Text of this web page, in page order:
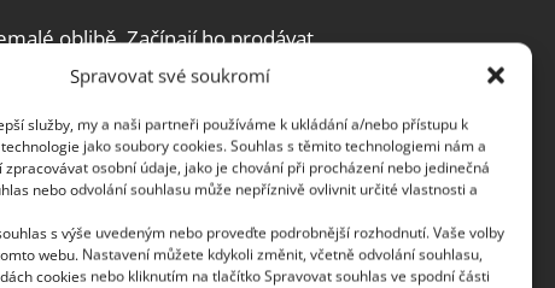
Spravovat své soukromí
služby, my a naši partneři používáme k ukládání a/nebo přístupu k
jako soubory cookies. Souhlas s těmito technologiemi nám a
osobní údaje, jako je chování při procházení nebo jedinečná
nebo odvolání souhlasu může nepříznivě ovlivnit určité vlastnosti a
s výše uvedeným nebo proveďte podrobnější rozhodnutí. Vaše volby
webu. Nastavení můžete kdykoli změnit, včetně odvolání souhlasu,
cookies nebo kliknutím na tlačítko Spravovat souhlas ve spodní části
oblibě. Začínají ho prodávat
si můžete vyrobit prakticky, cokoliv
stolu, policový regál, konferenční
sehnat, poptejte se na různých